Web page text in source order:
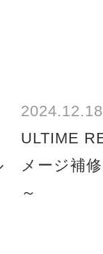
2024.12.18
ULTIME
メージ補
～